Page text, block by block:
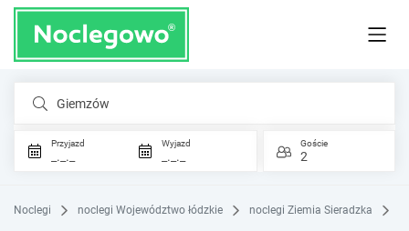
Giemzów
Przyjazd
_._._
Wyjazd
_._._
Goście
2
Noclegi noclegi Województwo łódzkie noclegi Ziemia Sieradzka